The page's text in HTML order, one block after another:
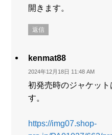
開きます。
返信
kenmat88
2024年12月18日 11:48 AM
初発売時のジャケッ
す。
https://img07.shop-